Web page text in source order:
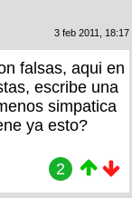
3 feb 2011, 18:17
falsas, aqui en
escribe una
simpatica
ya esto?
2